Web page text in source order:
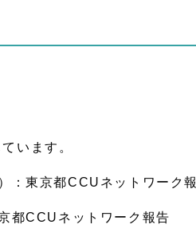
います。
：東京都CCUネットワーク
都CCUネットワーク報告